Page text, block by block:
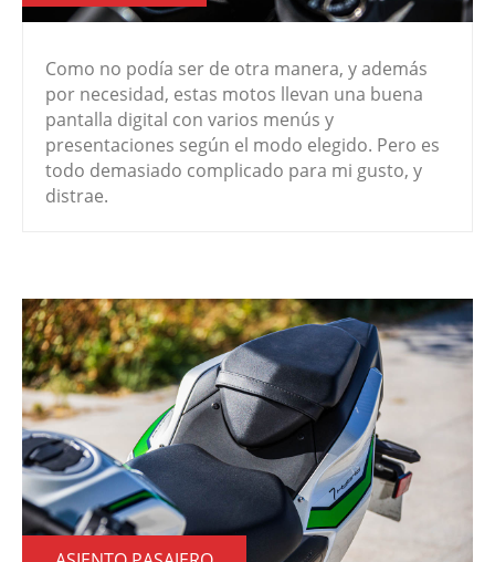
Como no podía ser de otra manera, y además
por necesidad, estas motos llevan una buena
pantalla digital con varios menús y
presentaciones según el modo elegido. Pero es
todo demasiado complicado para mi gusto, y
distrae.